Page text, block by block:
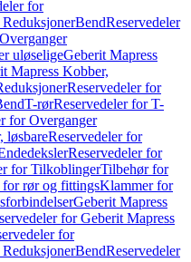
for
BendReservedeler
Overganger
uløseligeGeberit Mapress
Mapress Kobber,
Reservedeler for
T-rørReservedeler for T-
for Overganger
løsbareReservedeler for
Reservedeler for
for TilkoblingerTilbehør for
for rør og fittingsKlammer for
Geberit Mapress
for Geberit Mapress
for
BendReservedeler